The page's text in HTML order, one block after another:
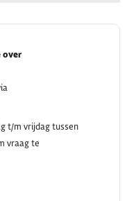
over
t/m vrijdag tussen
vraag te